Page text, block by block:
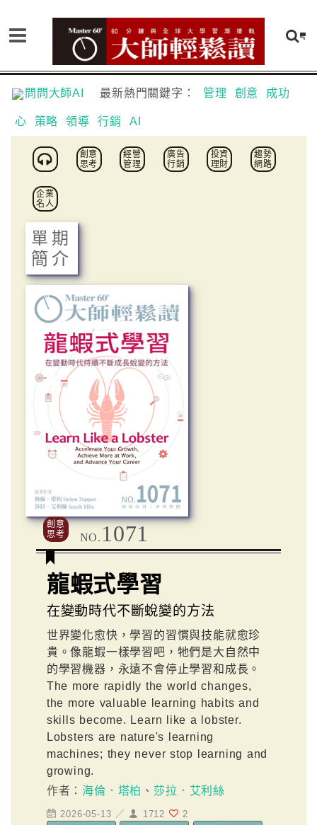
問問大師AI 最新熱門關鍵字： 管理 創意 成功
心 策略 領導 行銷 AI
創意
思考
經營
管理
廣告
行銷
投資
理財
趨勢
網路
企業
名人
單期
簡介
創意
思考
NO. 1071
龍蝦式學習
在變動時代不斷蛻變的方法
世界變化愈快，學習的習慣與技能就愈珍
貴。像龍蝦一樣學習吧，牠們是大自然中
的學習機器，永遠不會停止學習和成長。
The more rapidly the world changes,
the more valuable learning habits and
skills become. Learn like a lobster.
Lobsters are nature's learning
machines; they never stop learning and
growing.
作者： 海倫．塔柏 、莎拉．艾利絲
2026-05-13 ／ 1712 2